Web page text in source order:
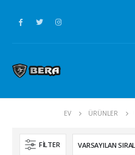
EV ÜRÜNLER
FILTER